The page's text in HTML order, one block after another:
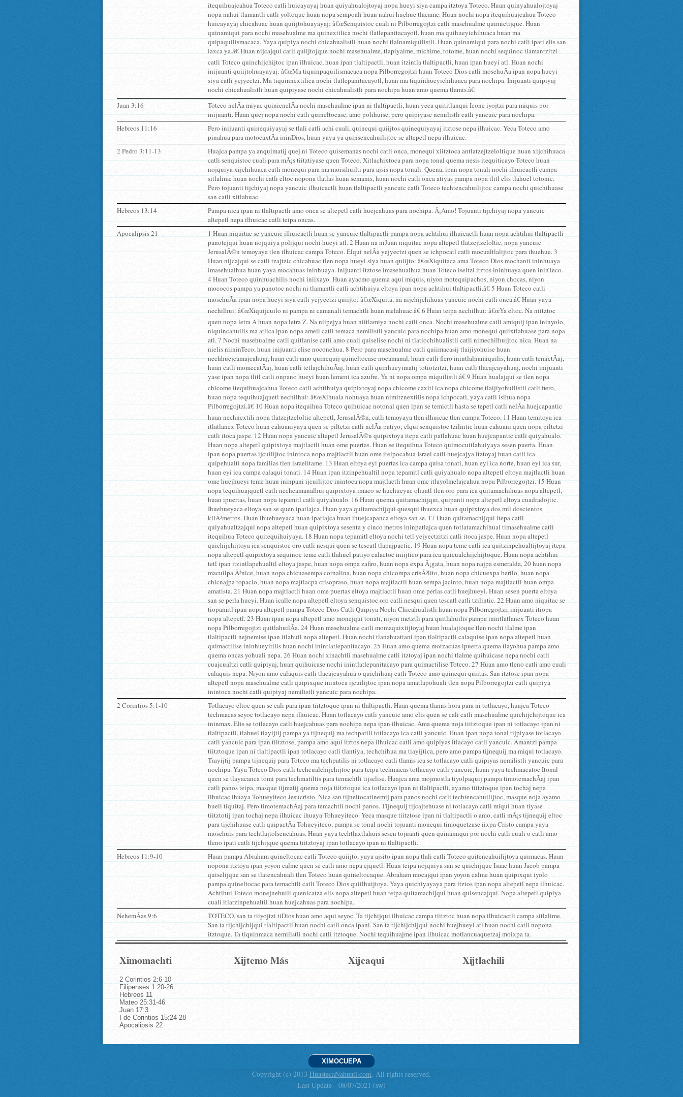
itequihuajcahua Toteco catli huicayayaj huan quiyahualojtoyaj nopa hueyi siya campa itztoya Toteco. Huan quinyahualojtoyaj
nopa nahui tlamantli catli yoltoque huan nopa sempoali huan nahui huehue tlacame. Huan nochi nopa itequihuajcahua Toteco
huicayayaj chicahuac huan quiijtohuayayaj: â€œSenquistoc cuali ni Pilborregojtzi catli masehualme quimictijque. Huan
quinamiqui para nochi masehualme ma quinextilica nochi tlatlepanitacayotl, huan ma quihueyichihuaca huan ma
quipaquilismacaca. Yaya quipiya nochi chicahualistli huan nochi tlalnamiquilistli. Huan quinamiqui para nochi catli ipati elis san
iaxca ya.â€ Huan nijcajqui catli quiijtojque nochi masehualme, tlapiyalme, michime, totome, huan nochi sequinoc tlamantzitzi
catli Toteco quinchijchijtoc ipan ilhuicac, huan ipan tlaltipactli, huan itzintla tlaltipactli, huan ipan hueyi atl. Huan nochi
inijuanti quiijtohuayayaj: â€œMa tiquinpaquilismacaca nopa Pilborregojtzi huan Toteco Dios catli mosehuÃ­a ipan nopa hueyi
siya catli yejyectzi. Ma tiquinnextilica nochi tlatlepanitacayotl, huan ma tiquinhueyichihuaca para nochipa. Inijuanti quipiyaj
nochi chicahualistli huan quipiyase nochi chicahualistli para nochipa huan amo quema tlamis.â€
Juan 3:16
Toteco nelÃ­a miyac quinicnelÃ­a nochi masehualme ipan ni tlaltipactli, huan yeca quititlanqui Icone iyojtzi para miquis por
inijuanti. Huan quej nopa nochi catli quineltocase, amo polihuise, pero quipiyase nemilistli catli yancuic para nochipa.
Hebreos 11:16
Pero inijuanti quinequiyayaj se tlali catli achi cuali, quinequi quiijtos quinequiyayaj itztose nepa ilhuicac. Yeca Toteco amo
pinahua para motocaxtÃ­a ininDios, huan yaya ya quinsencahuilijtoc se altepetl nepa ilhuicac.
2 Pedro 3:11-13
Huajca pampa ya anquimatij quej ni Toteco quisemanas nochi catli onca, monequi xiitztoca antlatzejtzeloltique huan xijchihuaca
catli senquistoc cuali para mÃ¡s tiitztiyase quen Toteco. Xitlachixtoca para nopa tonal quema nesis itequiticayo Toteco huan
nojquiya xijchihuaca catli monequi para ma moisihuilti para ajsis nopa tonali. Quena, ipan nopa tonali nochi ilhuicactli campa
sitlalime huan nochi catli eltoc nopona tlatlas huan semanis, huan nochi catli onca atiyas pampa nopa tlitl elis tlahuel totonic.
Pero tojuanti tijchiyaj nopa yancuic ilhuicactli huan tlaltipactli yancuic catli Toteco techtencahuilijtoc campa nochi quichihuase
san catli xitlahuac.
Hebreos 13:14
Pampa nica ipan ni tlaltipactli amo onca se altepetl catli huejcahuas para nochipa. Â¡Amo! Tojuanti tijchiyaj nopa yancuic
altepetl nepa ilhuicac catli teipa oncas.
Apocalipsis 21
1 Huan niquitac se yancuic ilhuicactli huan se yancuic tlaltipactli pampa nopa achtihui ilhuicactli huan nopa achtihui tlaltipactli
panotejqui huan nojquiya polijqui nochi hueyi atl. 2 Huan na niJuan niquitac nopa altepetl tlatzejtzeloltic, nopa yancuic
JerusalÃ©n temoyaya tlen ilhuicac campa Toteco. Elqui nelÃ­a yejyectzi quen se ichpocatl catli mocualtlalijtoc para ihuehue. 3
Huan nijcajqui se catli tzajtzic chicahuac tlen nopa hueyi siya huan quiijto: â€œXiquitaca ama Toteco Dios mochanti ininhuaya
imasehualhua huan yaya mocahuas ininhuaya. Inijuanti itztose imasehualhua huan Toteco iseltzi itztos ininhuaya quen ininTeco.
4 Huan Toteco quinhuachilis nochi iniixayo. Huan ayacmo quema aqui miquis, niyon motequipachos, niyon chocas, niyon
mococos pampa ya panotoc nochi ni tlamantli catli achtihuiya eltoya ipan nopa achtihui tlaltipactli.â€ 5 Huan Toteco catli
mosehuÃ­a ipan nopa hueyi siya catli yejyectzi quiijto: â€œXiquita, na nijchijchihuas yancuic nochi catli onca.â€ Huan yaya
nechilhui: â€œXiquijcuilo ni pampa ni camanali temachtli huan melahuac.â€ 6 Huan teipa nechilhui: â€œYa eltoc. Na niitztoc
quen nopa letra A huan nopa letra Z. Na niipejya huan niitlamiya nochi catli onca. Nochi masehualme catli amiquij ipan ininyolo,
niquincahuilis ma atlica ipan nopa ameli catli temaca nemilistli yancuic para nochipa huan amo monequi quiixtlahuase para nopa
atl. 7 Nochi masehualme catli quitlanise catli amo cuali quiselise nochi ni tlatiochihualistli catli nimechilhuijtoc nica. Huan na
nielis niininTeco, huan inijuanti elise noconehua. 8 Pero para masehualme catli quiimacasij tlaijiyohuise huan
nechhuejcamajcahuaj, huan catli amo quinequij quineltocase nocamanal, huan catli fiero inintlalnamiquilis, huan catli temictÃ­aj,
huan catli momecatÃ­aj, huan catli tetlajchihuÃ­aj, huan catli quinhueyimatij totiotzitzi, huan catli tlacajcayahuaj, nochi inijuanti
yase ipan nopa tlitl catli onpano hueyi huan lemeni ica azufre. Ya ni nopa ompa miquilistli.â€ 9 Huan hualajqui se tlen nopa
chicome itequihuajcahua Toteco catli achtihuiya quipixtoyaj nopa chicome caxitl ica nopa chicome tlaijiyohuilistli catli fiero,
huan nopa tequihuajquetl nechilhui: â€œXihuala nohuaya huan nimitznextilis nopa ichpocatl, yaya catli isihua nopa
Pilborregojtzi.â€ 10 Huan nopa itequihua Toteco quihuicac notonal quen ipan se temictli hasta se tepetl catli nelÃ­a huejcapantic
huan nechnextili nopa tlatzejtzeloltic altepetl, JerusalÃ©n, catli temoyaya tlen ilhuicac tlen campa Toteco. 11 Huan temitoya ica
itlatlanex Toteco huan cahuaniyaya quen se piltetzi catli nelÃ­a patiyo; elqui senquistoc tzilintic huan cahuani quen nopa piltetzi
catli itoca jaspe. 12 Huan nopa yancuic altepetl JerusalÃ©n quipixtoya itepa catli patlahuac huan huejcapantic catli quiyahualo.
Huan nopa altepetl quipixtoya majtlactli huan ome puertas. Huan se itequihua Toteco quimocuitlahuiyaya sesen puerta. Huan
ipan nopa puertas ijcuilijtoc inintoca nopa majtlactli huan ome itelpocahua Israel catli huejcajya itztoyaj huan catli ica
quipehualti nopa familias tlen israelitame. 13 Huan eltoya eyi puertas ica campa quisa tonati, huan eyi ica norte, huan eyi ica sur,
huan eyi ica campa calaqui tonati. 14 Huan ipan itzinpehualtil nopa tepamitl catli quiyahualo nopa altepetl eltoya majtlactli huan
ome huejhueyi teme huan ininpani ijcuilijtoc inintoca nopa majtlactli huan ome itlayolmelajcahua nopa Pilborregojtzi. 15 Huan
nopa tequihuajquetl catli nechcamanalhui quipixtoya imaco se huehueyac ohuatl tlen oro para ica quitamachihuas nopa altepetl,
huan ipuertas, huan nopa tepamitl catli quiyahualo. 16 Huan quema quitamachijqui, quipanti nopa altepetl eltoya cuadradojtic.
Ihuehueyaca eltoya san se quen ipatlajca. Huan yaya quitamachijqui quesqui ihuexca huan quipixtoya dos mil doscientos
kilÃ³metros. Huan ihuehueyaca huan ipatlajca huan ihuejcapanca eltoya san se. 17 Huan quitamachijqui itepa catli
quiyahualtzajqui nopa altepetl huan quipixtoya sesenta y cinco metros ininpatlajca quen totlatamachihual timasehualme catli
itequihua Toteco quitequihuiyaya. 18 Huan nopa tepamitl eltoya nochi tetl yejyectzitzi catli itoca jaspe. Huan nopa altepetl
quichijchijtoya ica senquistoc oro catli nesqui quen se tescatl tlapajpactic. 19 Huan nopa teme catli ica quitzinpehualtijtoyaj itepa
nopa altepetl quipixtoya sequinoc teme catli tlahuel patiyo calactoc iniijtico para ica quicualchijchijtoque. Huan nopa achtihui
tetl ipan itzintlapehualtil eltoya jaspe, huan nopa ompa zafiro, huan nopa expa Ã¡gata, huan nopa najpa esmeralda, 20 huan nopa
macuilpa Ã³nice, huan nopa chicuasempa cornalina, huan nopa chicompa crisÃ³lito, huan nopa chicuexpa berilo, huan nopa
chicnajpa topacio, huan nopa majtlacpa crisopraso, huan nopa majtlactli huan sempa jacinto, huan nopa majtlactli huan ompa
amatista. 21 Huan nopa majtlactli huan ome puertas eltoya majtlactli huan ome perlas catli huejhueyi. Huan sesen puerta eltoya
san se perla hueyi. Huan icalle nopa altepetl eltoya senquistoc oro catli nesqui quen tescatl catli tzilintic. 22 Huan amo niquitac se
tiopamitl ipan nopa altepetl pampa Toteco Dios Catli Quipiya Nochi Chicahualistli huan nopa Pilborregojtzi, inijuanti itiopa
nopa altepetl. 23 Huan ipan nopa altepetl amo monejqui tonati, niyon metztli para quitlahuilis pampa inintlatlanex Toteco huan
nopa Pilborregojtzi quitlahuilÃ­a. 24 Huan masehualme catli momaquixtijtoyaj huan hualajtoque tlen nochi tlalme ipan
tlaltipactli nejnemise ipan itlahuil nopa altepetl. Huan nochi tlanahuatiani ipan tlaltipactli calaquise ipan nopa altepetl huan
quimactilise ininhueyitilis huan nochi inintlatlepanitacayo. 25 Huan amo quema motzacuas ipuerta quema tlayohua pampa amo
quema oncas yohuali nepa. 26 Huan nochi xinachtli masehualme catli itztoyaj ipan nochi tlalme quihuicase nepa nochi catli
cuajcualtzi catli quipiyaj, huan quihuicase nochi inintlatlepanitacayo para quimactilise Toteco. 27 Huan amo tleno catli amo cuali
calaquis nepa. Niyon amo calaquis catli tlacajcayahua o quichihuaj catli Toteco amo quinequi quiitas. San itztose ipan nopa
altepetl nopa masehualme catli quipixque inintoca ijcuilijtoc ipan nopa amatlapohuali tlen nopa Pilborregojtzi catli quipiya
inintoca nochi catli quipiyaj nemilistli yancuic para nochipa.
2 Corintios 5:1-10
Totlacayo eltoc quen se cali para ipan tiitztoque ipan ni tlaltipactli. Huan quema tlamis hora para ni totlacayo, huajca Toteco
techmacas seyoc totlacayo nepa ilhuicac. Huan totlacayo catli yancuic amo elis quen se cali catli masehualme quichijchijtoque ica
ininmax. Elis se totlacayo catli huejcahuas para nochipa nepa ipan ilhuicac. Ama quema noja tiitztoque ipan ni totlacayo ipan ni
tlaltipactli, tlahuel tiayijtij pampa ya tijnequij ma techpatili totlacayo ica catli yancuic. Huan ipan nopa tonal tijpiyase totlacayo
catli yancuic para ipan tiitztose, pampa amo aqui itztos nepa ilhuicac catli amo quipiyas itlacayo catli yancuic. Amantzi pampa
tiitztoque ipan ni tlaltipactli ipan totlacayo catli tlantiya, techchihua ma tiayijtica, pero amo pampa tijnequij ma miqui totlacayo.
Tiayijtij pampa tijnequij para Toteco ma techpatilis ni totlacayo catli tlamis ica se totlacayo catli quipiyas nemilistli yancuic para
nochipa. Yaya Toteco Dios catli techcualchijchijtoc para teipa techmacas totlacayo catli yancuic, huan yaya techmacatoc Itonal
quen se tlayacanca tomi para techmatiltis para temachtli tijselise. Huajca ama mojmostla tiyolpaquij pampa timotemachÃ­aj ipan
catli panos teipa, masque tijmatij quema noja tiitztoque ica totlacayo ipan ni tlaltipactli, ayamo tiitztoque ipan tochaj nepa
ilhuicac ihuaya Tohueyiteco Jesucristo. Nica san tijneltocatinemij para panos nochi catli techtencahuilijtoc, masque noja ayamo
hueli tiquitaj. Pero timotemachÃ­aj para temachtli nochi panos. Tijnequij tijcajtehuase ni totlacayo catli miqui huan tiyase
tiitztotij ipan tochaj nepa ilhuicac ihuaya Tohueyiteco. Yeca masque tiitztose ipan ni tlaltipactli o amo, catli mÃ¡s tijnequij eltoc
para tijchihuase catli quipactÃ­a Tohueyiteco, pampa se tonal nochi tojuanti monequi timoquetzase iixpa Cristo campa yaya
mosehuis para techtlajtolsencahuas. Huan yaya techtlaxtlahuis sesen tojuanti quen quinamiqui por nochi catli cuali o catli amo
tleno ipati catli tijchijque quema tiitztoyaj ipan totlacayo ipan ni tlaltipactli.
Hebreos 11:9-10
Huan pampa Abraham quineltocac catli Toteco quiijto, yaya ajsito ipan nopa tlali catli Toteco quitencahuilijtoya quimacas. Huan
nopona itztoya ipan yoyon calme quen se catli amo nepa ejquetl. Huan teipa nojquiya san se quichijque Isaac huan Jacob pampa
quiselijque san se tlatencahuali tlen Toteco huan quineltocaque. Abraham mocajqui ipan yoyon calme huan quipixqui iyolo
pampa quineltocac para temachtli catli Toteco Dios quiilhuijtoya. Yaya quichiyayaya para itztos ipan nopa altepetl nepa ilhuicac.
Achtihui Toteco monejnehuili quenicatza elis nopa altepetl huan teipa quitamachijqui huan quisencajqui. Nopa altepetl quipiya
cuali itlatzinpehualtil huan huejcahuas para nochipa.
NehemÃ­as 9:6
TOTECO, san ta tiiyojtzi tiDios huan amo aqui seyoc. Ta tijchijqui ilhuicac campa tiitztoc huan nopa ilhuicactli campa sitlalime.
San ta tijchijchijqui tlaltipactli huan nochi catli onca ipani. San ta tijchijchijqui nochi huejhueyi atl huan nochi catli nopona
itztoque. Ta tiquinmaca nemilistli nochi catli itztoque. Nochi tequihuajme ipan ilhuicac motlancuaquetzaj moixpa ta.
Ximomachti Xijtemo Más Xijcaqui Xijtlachili
2 Corintios 2:6-10
Filipenses 1:20-26
Hebreos 11
Mateo 25:31-46
Juan 17:3
I de Corintios 15:24-28
Apocalipsis 22
XIMOCUEPA
Copyright (c) 2013 HuastecaNahuatl.com. All rights reserved.
Last Update - 08/07/2021 (sw)